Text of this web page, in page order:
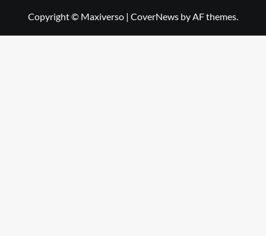
Copyright © Maxiverso | CoverNews by AF themes.